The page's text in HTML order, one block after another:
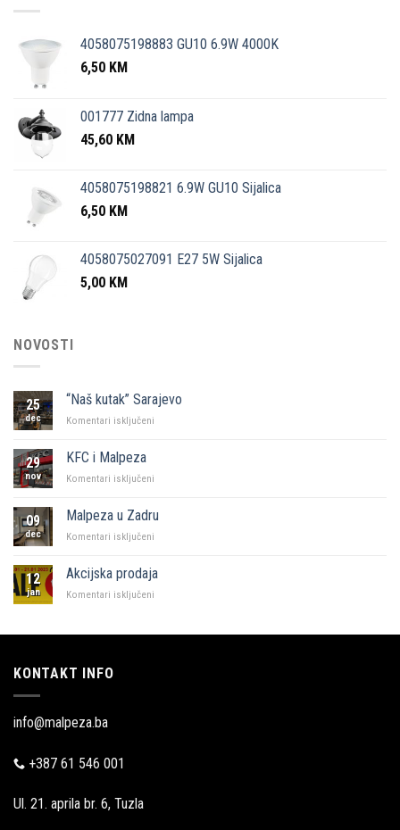
4058075198883 GU10 6.9W 4000K
6,50 KM
001777 Zidna lampa
45,60 KM
4058075198821 6.9W GU10 Sijalica
6,50 KM
4058075027091 E27 5W Sijalica
5,00 KM
NOVOSTI
25
dec
“Naš kutak” Sarajevo
Komentari isključeni
29
nov
KFC i Malpeza
Komentari isključeni
Malpeza
09
dec
Malpeza u Zadru
Komentari isključeni
Zadru
12
jan
Akcijska prodaja
Komentari isključeni
KONTAKT INFO
info@malpeza.ba
+387 61 546 001
Ul. 21. aprila br. 6, Tuzla